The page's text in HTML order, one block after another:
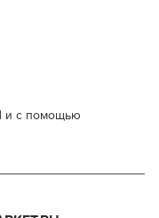
и с помощью